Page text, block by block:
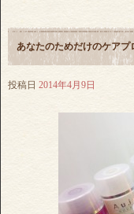
あなたのためだけのケア
投稿日 2014年4月9日